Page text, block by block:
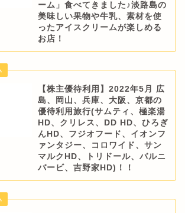
ーム」食べてきました♪淡路島の
美味しい果物や牛乳、素材を使
ったアイスクリームが楽しめる
お店！
【株主優待利用】2022年5月 広
島、岡山、兵庫、大阪、京都の
優待利用旅行(サムティ、極楽湯
HD、クリレス、DD HD、ひろぎ
んHD、フジオフード、イオンフ
ァンタジー、コロワイド、サン
マルクHD、トリドール、バルニ
バービ、吉野家HD)！！